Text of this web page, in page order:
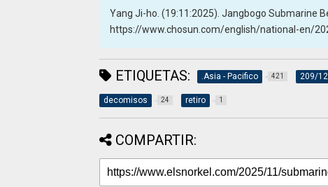
Yang Ji-ho. (19:11:2025). Jangbogo Submarine
https://www.chosun.com/english/national-en/
ETIQUETAS: .Asia - Pacifico 421 209/
decomisos 24 retiro 1
COMPARTIR: